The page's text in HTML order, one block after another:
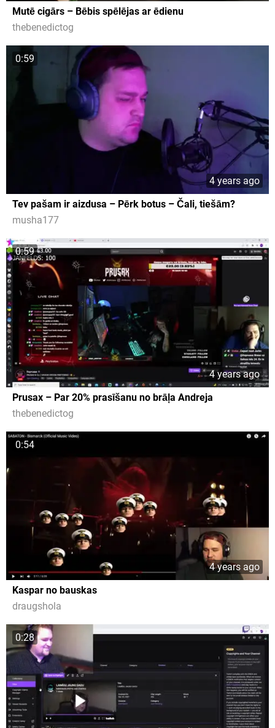
Mutē cigārs – Bēbis spēlējas ar ēdienu
thebenedictog
0:59
4 years ago
Tev pašam ir aizdusa – Pērk botus – Čali, tiešām?
musha177
0:59
4 years ago
Prusax – Par 20% prasīšanu no brāļa Andreja
thebenedictog
0:54
4 years ago
Kaspar no bauskas
draugshola
0:28